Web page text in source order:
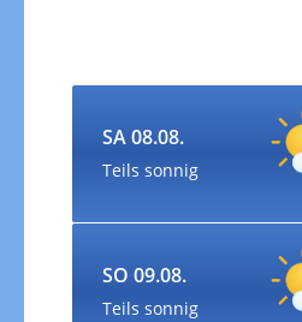
SA 08.08.
Teils sonnig
SO 09.08.
Teils sonnig